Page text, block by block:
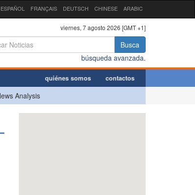
ESPAÑOL FRANÇAIS DEUTSCH CHINESE ARABIC
viernes, 7 agosto 2026 [GMT +1]
Busca
búsqueda avanzada.
quiénes somos contactos
Analysis